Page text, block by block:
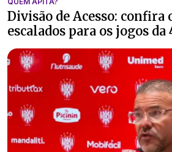
Divisão de Acesso: confira
escalados para os jogos da